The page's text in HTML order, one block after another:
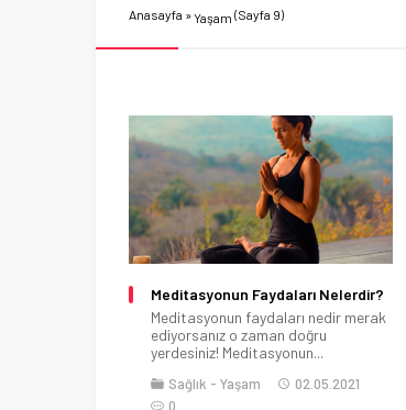
Anasayfa »Yaşam (Sayfa 9)
Meditasyonun Faydaları Nelerdir?
Meditasyonun faydaları nedir merak
ediyorsanız o zaman doğru
yerdesiniz! Meditasyonun...
Sağlık Yaşam
02.05.2021
0